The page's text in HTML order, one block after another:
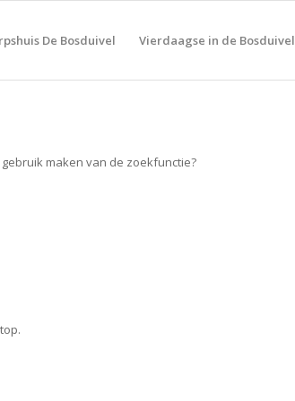
De Bosduivel Vierdaagse in de Bosduivel
maken van de zoekfunctie?